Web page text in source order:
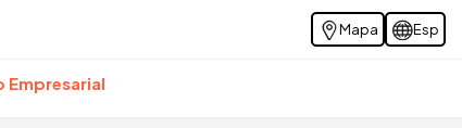
Mapa Esp
Empresarial